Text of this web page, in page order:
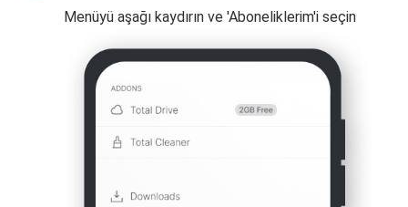
Menüyü aşağı kaydırın ve 'Aboneliklerim'i seçin